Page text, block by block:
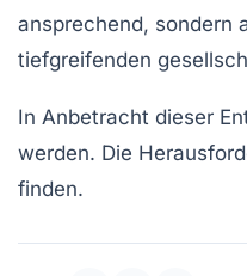
ansprechend, sondern
tiefgreifenden
In Anbetracht dieser
werden. Die
finden.